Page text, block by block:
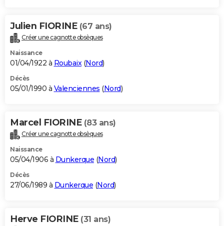
Julien FIORINE (67 ans)
Créer une cagnotte obsèques
Naissance
01/04/1922 à Roubaix(Nord)
Décès
05/01/1990 à Valenciennes (Nord)
Marcel FIORINE (83 ans)
Créer une cagnotte obsèques
Naissance
05/04/1906 à Dunkerque (Nord)
Décès
27/06/1989 à Dunkerque (Nord)
Herve FIORINE (31 ans)